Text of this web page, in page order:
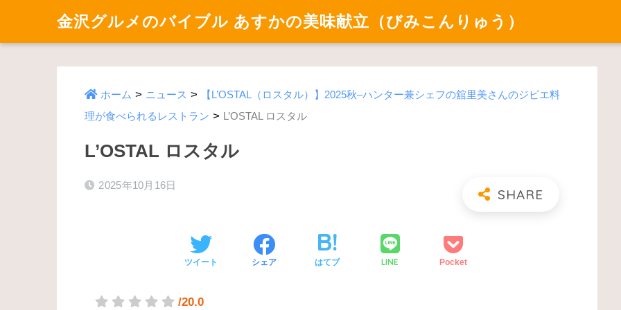
金沢グルメのバイブル あすかの美味献立（びみこんりゅう）
ホーム > ニュース >
【L’OSTAL（ロスタル）】2025秋–ハンター兼シェフの舘里美さんのジビエ料
理が食べられるレストラン > L’OSTAL ロスタル
L’OSTAL ロスタル
2025年10月16日
ツイート シェア はてブ LINE Pocket
/20.0